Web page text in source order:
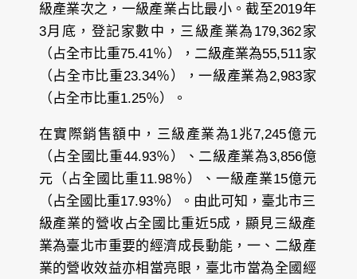
級產業次之，一級產業占比最小。截至2019年
3月底，登記家數中，三級產業為179,362家
（占全市比重75.41％），二級產業為55,511家
（占全市比重23.34％），一級產業為2,983家
（占全市比重1.25％）。
在實際銷售額中，三級產業為1兆7,245億元
（占全國比重44.93％）、二級產業為3,856億
元（占全國比重11.98％）、一級產業15億元
（占全國比重17.93％）。由此可知，臺北市三
級產業的營收占全國比重近5成，顯見三級產
業為臺北市重要的經濟成長動能，一、二級產
業的營收效益亦相當亮眼，臺北市當為全國經